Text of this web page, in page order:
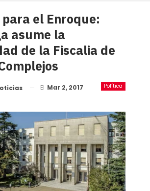
el Enroque:
asume la
de la Fiscalia de
Política
El Mar 2, 2017